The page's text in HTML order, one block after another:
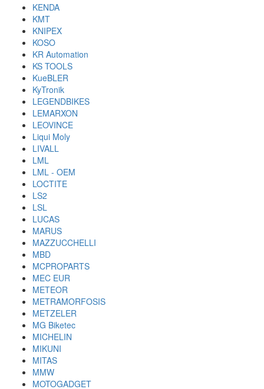
KENDA
KMT
KNIPEX
KOSO
KR Automation
KS TOOLS
KueBLER
KyTronik
LEGENDBIKES
LEMARXON
LEOVINCE
Liqui Moly
LIVALL
LML
LML - OEM
LOCTITE
LS2
LSL
LUCAS
MARUS
MAZZUCCHELLI
MBD
MCPROPARTS
MEC EUR
METEOR
METRAMORFOSIS
METZELER
MG Biketec
MICHELIN
MIKUNI
MITAS
MMW
MOTOGADGET